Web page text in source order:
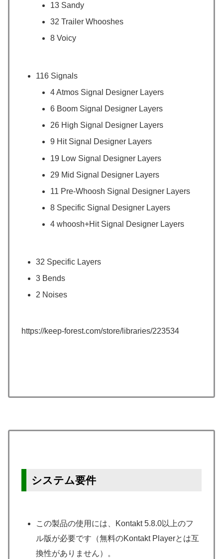
13 Sandy
32 Trailer Whooshes
8 Voicy
116 Signals
4 Atmos Signal Designer Layers
6 Boom Signal Designer Layers
26 High Signal Designer Layers
9 Hit Signal Designer Layers
19 Low Signal Designer Layers
29 Mid Signal Designer Layers
11 Pre-Whoosh Signal Designer Layers
8 Specific Signal Designer Layers
4 whoosh+Hit Signal Designer Layers
32 Specific Layers
3 Bends
2 Noises
https://keep-forest.com/store/libraries/223534
システム要件
この製品の使用には、Kontakt 5.8.0以上のフ
ル版が必要です（無料のKontakt Playerとは互
換性がありません）。